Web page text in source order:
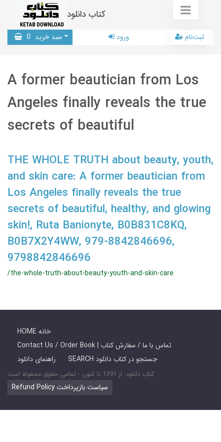
کتاب دانلود
سبد خرید 0 ورود ثبت‌نام
A former beautician from Los
Angeles finally reveals the true
secrets of beautiful
THE WHOLE TRUTH about beauty, youth,
and skin care: A former beautician from
Los Angeles finally reveals the true
secrets of beautiful, healthy, and glowing
skin!, Ruta Banionyte, B0B831C8KQ,
B0B7X2Y4WW, 979-8842846696,
9798842846696
/the-whole-truth-about-beauty-youth-and-skin-care
HOME خانه
Contact Us / Order Book | تماس با ما / سفارش کتاب
راهنمای دانلود
SEARCH جستجو در کتاب دانلود
کتاب دانلود: از 1391 تا کنون - تمامی حقوق محفوظ است
Refund Policy سیاست بازپرداخت